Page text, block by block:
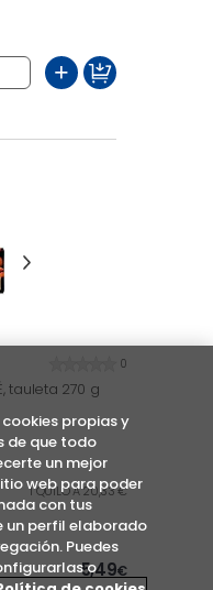
+
0
tauleta 270 g
1 QUILO A 20,33 €
5,49€
propias y
de que todo
un mejor
web para poder
con tus
un perfil elaborado
Puedes
o